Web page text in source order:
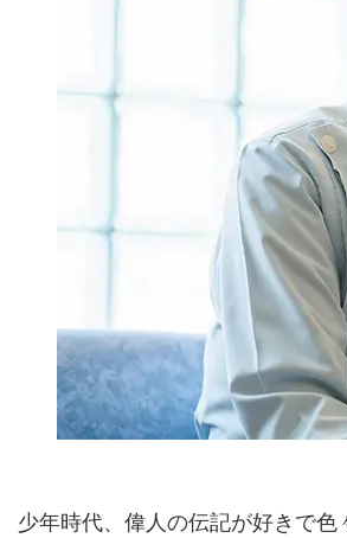
少年時代、偉人の伝記が好きで